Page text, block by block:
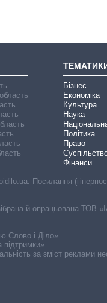
Бізнес
Економіка
Культура
Наука
Політика
Право
Фінанси
Посилання
й опрацьована ТОВ
Слово і Діло».
за зміст реклами